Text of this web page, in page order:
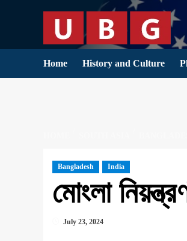
Home History and Culture
Bangladesh India
মোংলা
July 23, 2024